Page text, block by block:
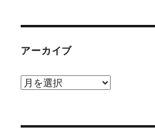
アーカイブ
ア